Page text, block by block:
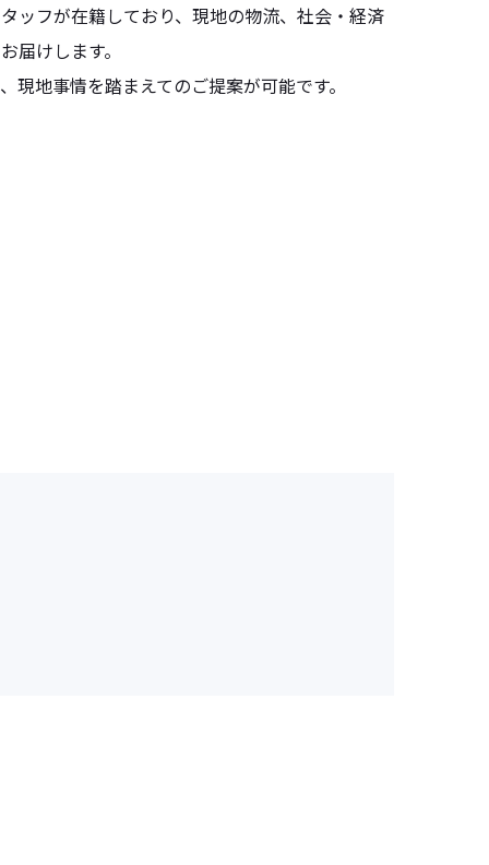
ッフが在籍しており、現地の物流、社会・経済
届けします。
現地事情を踏まえてのご提案が可能です。